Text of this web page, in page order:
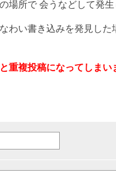
場所で 会うなどして発
わい書き込みを発見し
重複投稿になってしま